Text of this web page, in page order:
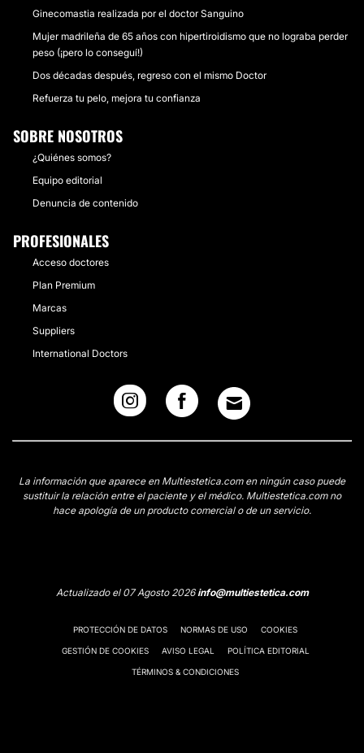
Ginecomastia realizada por el doctor Sanguino
Mujer madrileña de 65 años con hipertiroidismo que no lograba perder
peso (¡pero lo conseguí!)
Dos décadas después, regreso con el mismo Doctor
Refuerza tu pelo, mejora tu confianza
SOBRE NOSOTROS
¿Quiénes somos?
Equipo editorial
Denuncia de contenido
PROFESIONALES
Acceso doctores
Plan Premium
Marcas
Suppliers
International Doctors
La información que aparece en Multiestetica.com en ningún caso puede
sustituir la relación entre el paciente y el médico. Multiestetica.com no
hace apología de un producto comercial o de un servicio.
Actualizado el 07 Agosto 2026info@multiestetica.com
PROTECCIÓN DE DATOS NORMAS DE USO COOKIES
GESTIÓN DE COOKIES AVISO LEGAL POLÍTICA EDITORIAL
TÉRMINOS & CONDICIONES